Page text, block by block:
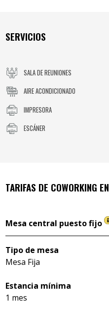
SERVICIOS
SALA DE REUNIONES
AIRE ACONDICIONADO
IMPRESORA
ESCÁNER
TARIFAS DE COWORKING EN
Mesa central puesto fijo
Tipo de mesa
Mesa Fija
Estancia mínima
1 mes